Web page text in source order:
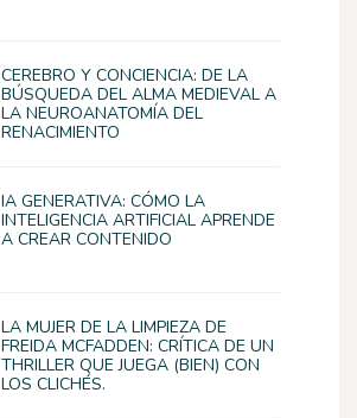
CEREBRO Y CONCIENCIA: DE LA
BÚSQUEDA DEL ALMA MEDIEVAL A
LA NEUROANATOMÍA DEL
RENACIMIENTO
IA GENERATIVA: CÓMO LA
INTELIGENCIA ARTIFICIAL APRENDE
A CREAR CONTENIDO
LA MUJER DE LA LIMPIEZA DE
FREIDA MCFADDEN: CRÍTICA DE UN
THRILLER QUE JUEGA (BIEN) CON
LOS CLICHÉS.